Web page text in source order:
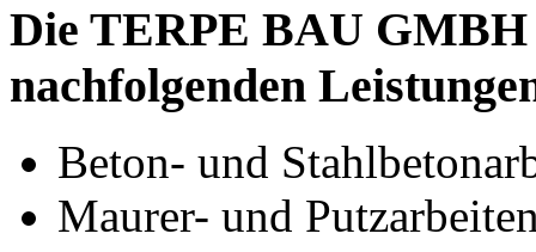
Die TERPE BAU
nachfolgenden
Beton- und
Maurer- und